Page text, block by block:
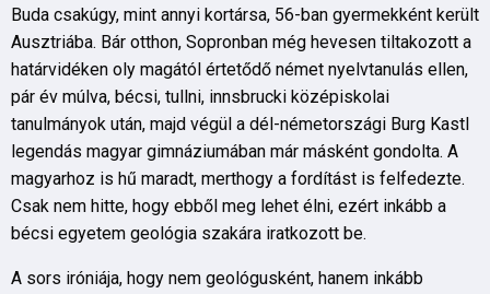
Buda csakúgy, mint annyi kortársa, 56-ban gyermekként került
Ausztriába. Bár otthon, Sopronban még hevesen tiltakozott a
határvidéken oly magától értetődő német nyelvtanulás ellen,
pár év múlva, bécsi, tullni, innsbrucki középiskolai
tanulmányok után, majd végül a dél-németországi Burg Kastl
legendás magyar gimnáziumában már másként gondolta. A
magyarhoz is hű maradt, merthogy a fordítást is felfedezte.
Csak nem hitte, hogy ebből meg lehet élni, ezért inkább a
bécsi egyetem geológia szakára iratkozott be.
A sors iróniája, hogy nem geológusként, hanem inkább